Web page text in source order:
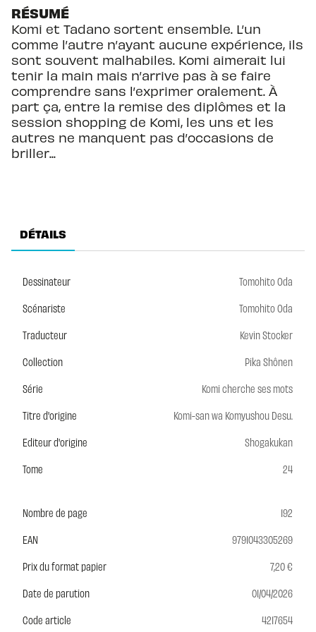
RÉSUMÉ
Komi et Tadano sortent ensemble. L’un
comme l’autre n’ayant aucune expérience, ils
sont souvent malhabiles. Komi aimerait lui
tenir la main mais n’arrive pas à se faire
comprendre sans l’exprimer oralement. À
part ça, entre la remise des diplômes et la
session shopping de Komi, les uns et les
autres ne manquent pas d’occasions de
briller...
DÉTAILS
Dessinateur
Tomohito Oda
Scénariste
Tomohito Oda
Traducteur
Kevin Stocker
Collection
Pika Shônen
Série
Komi cherche ses mots
Titre d'origine
Komi-san wa Komyushou Desu.
Editeur d'origine
Shogakukan
Tome
24
Nombre de page
192
EAN
9791043305269
Prix du format papier
7,20 €
Date de parution
01/04/2026
Code article
4217654